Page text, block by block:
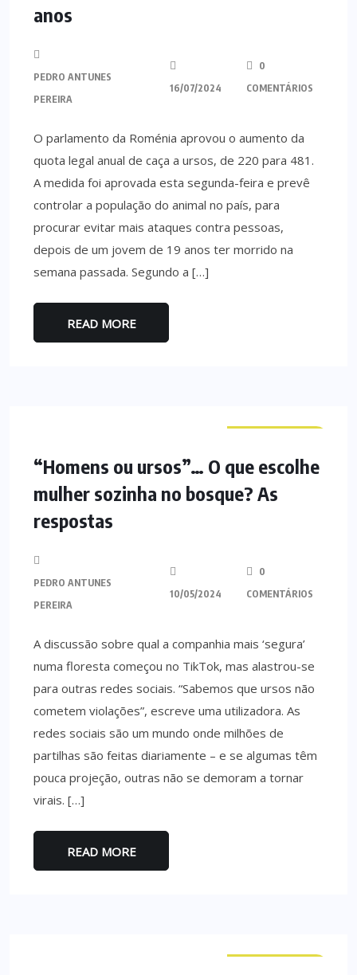
anos
PEDRO ANTUNES
PEREIRA
16/07/2024
0
COMENTÁRIOS
O parlamento da Roménia aprovou o aumento da
quota legal anual de caça a ursos, de 220 para 481.
A medida foi aprovada esta segunda-feira e prevê
controlar a população do animal no país, para
procurar evitar mais ataques contra pessoas,
depois de um jovem de 19 anos ter morrido na
semana passada. Segundo a […]
READ MORE
“Homens ou ursos”… O que escolhe
mulher sozinha no bosque? As
respostas
PEDRO ANTUNES
PEREIRA
10/05/2024
0
COMENTÁRIOS
A discussão sobre qual a companhia mais ‘segura’
numa floresta começou no TikTok, mas alastrou-se
para outras redes sociais. “Sabemos que ursos não
cometem violações”, escreve uma utilizadora. As
redes sociais são um mundo onde milhões de
partilhas são feitas diariamente – e se algumas têm
pouca projeção, outras não se demoram a tornar
virais. […]
READ MORE